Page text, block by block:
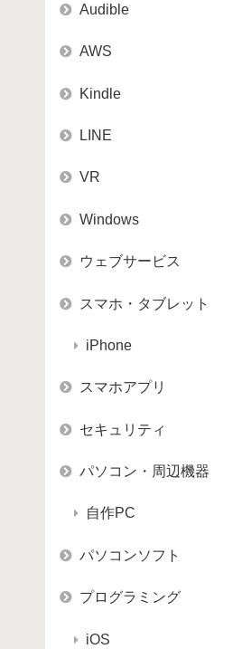
Audible
AWS
Kindle
LINE
VR
Windows
ウェブサービス
スマホ・タブレット
iPhone
スマホアプリ
セキュリティ
パソコン・周辺機器
自作PC
パソコンソフト
プログラミング
iOS